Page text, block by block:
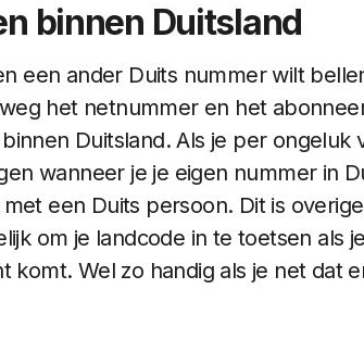
binnen Duitsland
een ander Duits nummer wilt
het netnummer en het
Duitsland. Als je per ongeluk
wanneer je je eigen nummer in
een Duits persoon. Dit is
om je landcode in te toetsen als
komt. Wel zo handig als je net dat